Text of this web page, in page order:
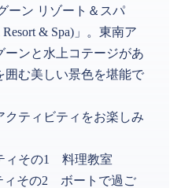
ーン リゾート＆スパ
Resort & Spa)」。東南ア
ーンと水上コテージがあ
囲む美しい景色を堪能で
クティビティをお楽しみ
ィその1 料理教室
ィその2 ボートで過ご